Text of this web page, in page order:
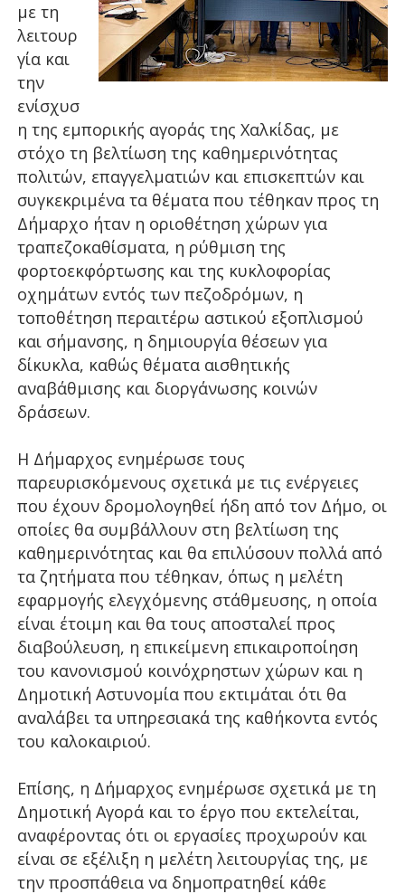
με τη
λειτουρ
γία και
την
ενίσχυσ
η της εμπορικής αγοράς της Χαλκίδας, με
στόχο τη βελτίωση της καθημερινότητας
πολιτών, επαγγελματιών και επισκεπτών και
συγκεκριμένα τα θέματα που τέθηκαν προς τη
Δήμαρχο ήταν η οριοθέτηση χώρων για
τραπεζοκαθίσματα, η ρύθμιση της
φορτοεκφόρτωσης και της κυκλοφορίας
οχημάτων εντός των πεζοδρόμων, η
τοποθέτηση περαιτέρω αστικού εξοπλισμού
και σήμανσης, η δημιουργία θέσεων για
δίκυκλα, καθώς θέματα αισθητικής
αναβάθμισης και διοργάνωσης κοινών
δράσεων.
Η Δήμαρχος ενημέρωσε τους
παρευρισκόμενους σχετικά με τις ενέργειες
που έχουν δρομολογηθεί ήδη από τον Δήμο, οι
οποίες θα συμβάλλουν στη βελτίωση της
καθημερινότητας και θα επιλύσουν πολλά από
τα ζητήματα που τέθηκαν, όπως η μελέτη
εφαρμογής ελεγχόμενης στάθμευσης, η οποία
είναι έτοιμη και θα τους αποσταλεί προς
διαβούλευση, η επικείμενη επικαιροποίηση
του κανονισμού κοινόχρηστων χώρων και η
Δημοτική Αστυνομία που εκτιμάται ότι θα
αναλάβει τα υπηρεσιακά της καθήκοντα εντός
του καλοκαιριού.
Επίσης, η Δήμαρχος ενημέρωσε σχετικά με τη
Δημοτική Αγορά και το έργο που εκτελείται,
αναφέροντας ότι οι εργασίες προχωρούν και
είναι σε εξέλιξη η μελέτη λειτουργίας της, με
την προσπάθεια να δημοπρατηθεί κάθε